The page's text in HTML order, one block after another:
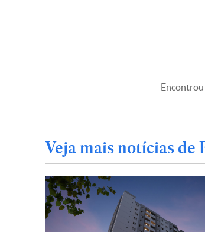
Encontrou
Veja mais notícias de